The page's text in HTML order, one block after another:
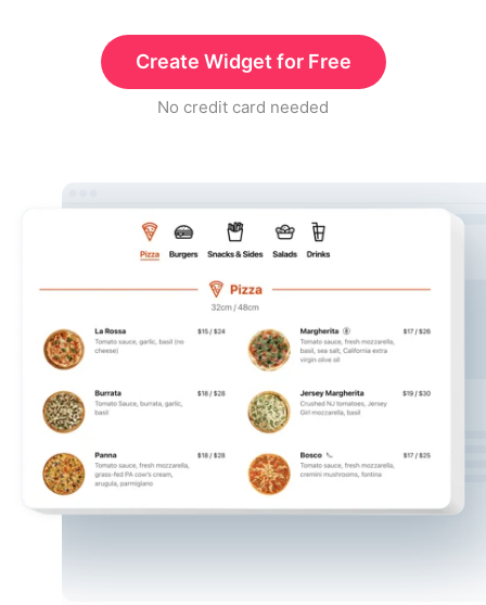
Create Widget for Free
No credit card needed